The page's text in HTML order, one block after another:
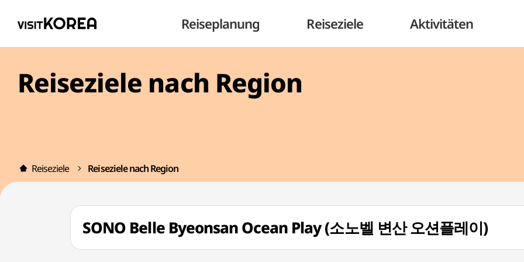
Reiseplanung Reiseziele Aktivitäten
Reiseziele nach Region
Reiseziele Reiseziele nach Region
SONO Belle Byeonsan Ocean Play (소노벨 변산 오션플레이)